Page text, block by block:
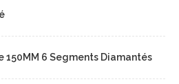
150MM 6 Segments Diamantés